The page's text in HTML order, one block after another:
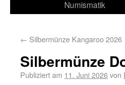
Numismatik
← Silbermünze Kangaroo 2026
Silbermünze
Publiziert am 11. Juni 2026von